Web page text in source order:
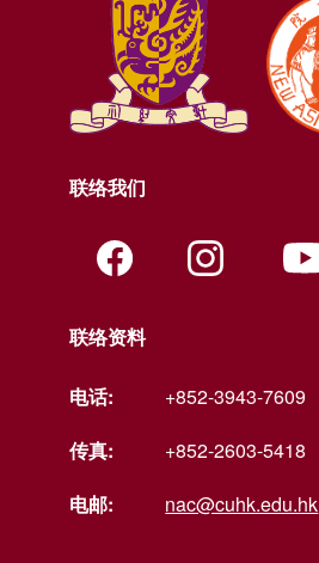
联络我们
联络资料
电话:
+852-3943-7609
传真:
+852-2603-5418
电邮:
nac@cuhk.edu.hk